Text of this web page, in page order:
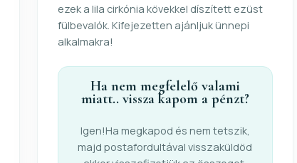
ezek a lila cirkónia kövekkel díszített ezüst
fülbevalók. Kifejezetten ajánljuk ünnepi
alkalmakra!
Ha nem megfelelő valami
miatt.. vissza kapom a pénzt?
Igen!Ha megkapod és nem tetszik,
majd postafordultával visszaküldöd